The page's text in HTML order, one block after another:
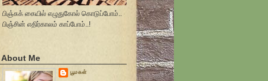
பிஞ்சுக் கையில் எழுதுகோல் கொடுப்போம்..
பிஞ்சின் எதிர்காலம் காப்போம்..!
About Me
பூமகள்